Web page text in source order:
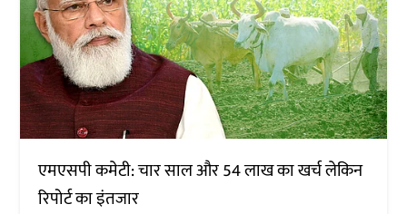
एमएसपी कमेटी: चार साल और 54 लाख का खर्च लेकिन
रिपोर्ट का इंतजार